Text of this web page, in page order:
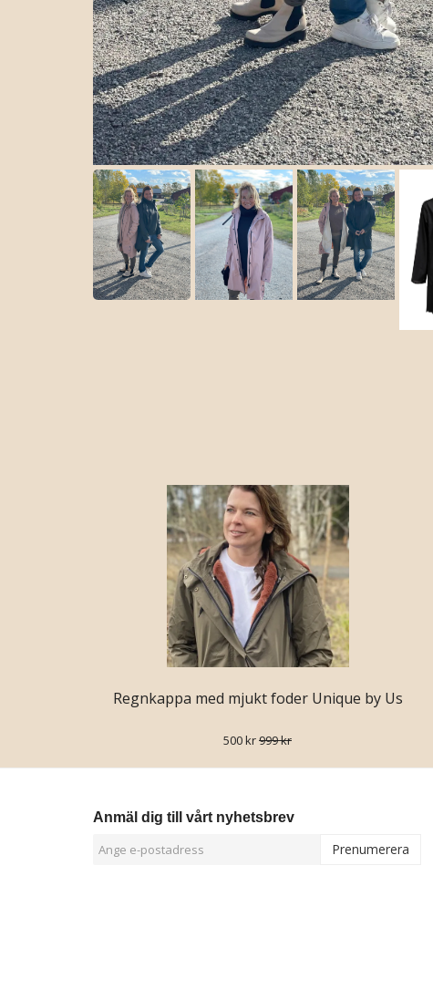
Regnkappa med mjukt foder Unique by Us
500 kr999 kr
Anmäl dig till vårt nyhetsbrev
Prenumerera